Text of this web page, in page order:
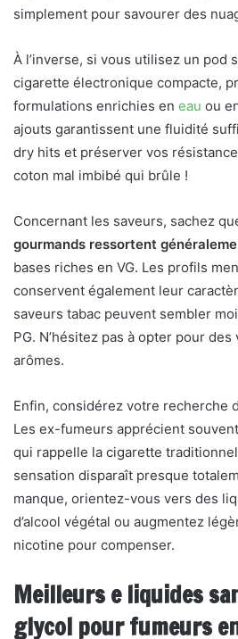
simplement pour savourer des
À l’inverse, si vous utilisez un pod
cigarette électronique compacte,
formulations enrichies en eau ou
ajouts garantissent une fluidité
dry hits et préserver vos
coton mal imbibé qui brûle !
Concernant les saveurs, sachez
gourmands ressortent
bases riches en VG. Les profils
conservent également leur
saveurs tabac peuvent sembler
PG. N’hésitez pas à opter pour
arômes.
Enfin, considérez votre recherche
Les ex-fumeurs apprécient
qui rappelle la cigarette
sensation disparaît presque
manque, orientez-vous vers des
d’alcool végétal ou augmentez
nicotine pour compenser.
Meilleurs e liquides
glycol pour fumeurs